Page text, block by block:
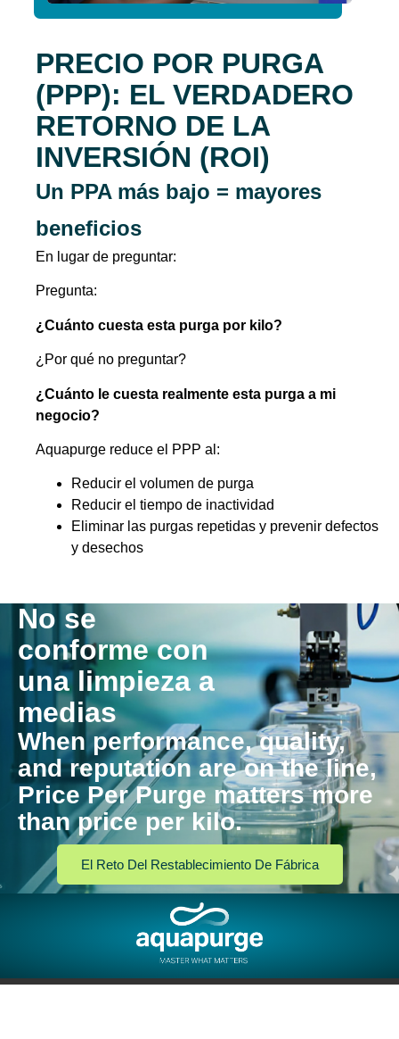
PRECIO POR PURGA
(PPP): EL VERDADERO
RETORNO DE LA
INVERSIÓN (ROI)
Un PPA más bajo = mayores
beneficios
En lugar de preguntar:
Pregunta:
¿Cuánto cuesta esta purga por kilo?
¿Por qué no preguntar?
¿Cuánto le cuesta realmente esta purga a mi
negocio?
Aquapurge reduce el PPP al:
Reducir el volumen de purga
Reducir el tiempo de inactividad
Eliminar las purgas repetidas y prevenir defectos
y desechos
No se
conforme con
una limpieza a
medias
When performance, quality,
and reputation are on the line,
Price Per Purge matters more
than price per kilo.
El Reto Del Restablecimiento De Fábrica